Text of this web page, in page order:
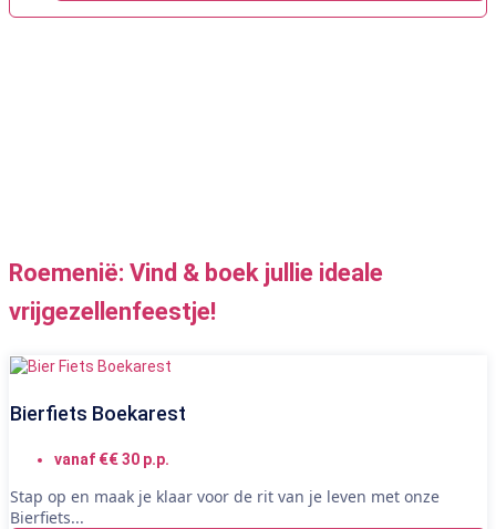
Roemenië: Vind & boek jullie ideale
vrijgezellenfeestje!
Bierfiets Boekarest
vanaf €€ 30 p.p.
Stap op en maak je klaar voor de rit van je leven met onze
Bierfiets...